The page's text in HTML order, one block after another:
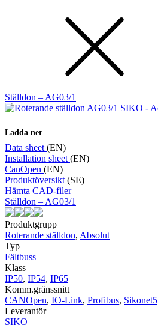
Ställdon – AG03/1
Ladda ner
Data sheet (EN)
Installation sheet (EN)
CanOpen (EN)
Produktöversikt (SE)
Hämta CAD-filer
Ställdon – AG03/1
Produktgrupp
Roterande ställdon, Absolut
Typ
Fältbuss
Klass
IP50, IP54, IP65
Komm.gränssnitt
CANOpen, IO-Link, Profibus, Sikonet5
Leverantör
SIKO